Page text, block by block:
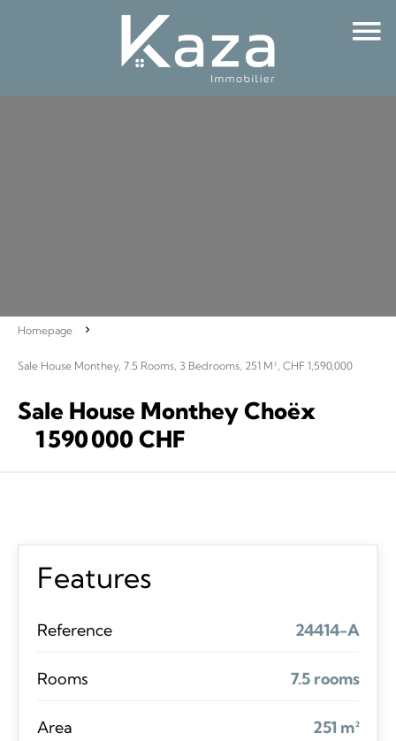
Homepage
Sale House Monthey, 7.5 Rooms, 3 Bedrooms, 251 M², CHF 1,590,000
Sale House Monthey Choëx
1 590 000 CHF
Features
Reference 24414-A
Rooms 7.5 rooms
Area 251 m²